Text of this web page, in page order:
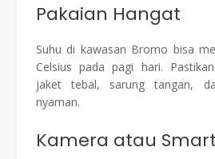
Pakaian Hangat
Suhu di kawasan Bromo bisa
Celsius pada pagi hari.
jaket tebal, sarung tangan,
nyaman.
Kamera atau